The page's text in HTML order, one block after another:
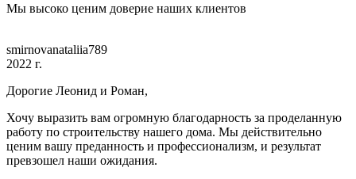
Мы высоко ценим доверие наших клиентов
smirnovanataliia789
2022 г.
Дорогие Леонид и Роман,
Хочу выразить вам огромную благодарность за проделанную
работу по строительству нашего дома. Мы действительно
ценим вашу преданность и профессионализм, и результат
превзошел наши ожидания.